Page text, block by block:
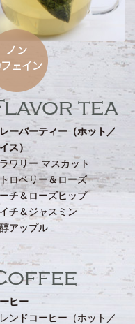
tea
ーバーティー（ホット／
ス）
ワリー マスカット
ロベリー＆ローズ
チ＆ローズヒップ
チ＆ジャスミン
アップル
ヒー
ンドコーヒー（ホット／